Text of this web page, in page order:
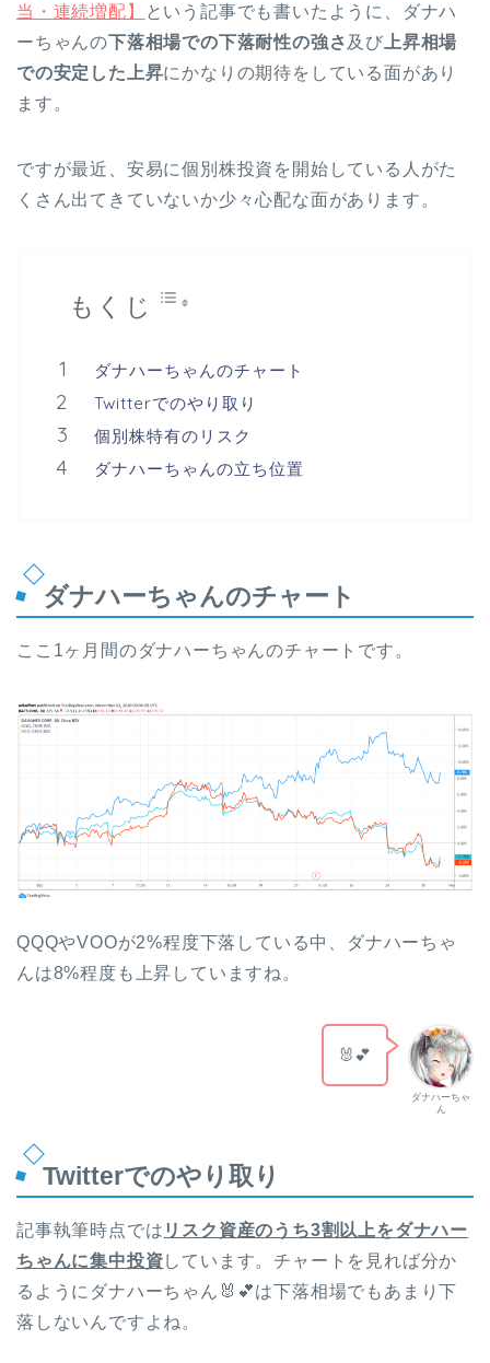
当・連続増配】
という記事でも書いたように、ダナハ
ーちゃんの下落相場での下落耐性の強さ 及び 上昇相場
での安定した上昇にかなりの期待をしている面があり
ます。
ですが最近、安易に個別株投資を開始している人がた
くさん出てきていないか少々心配な面があります。
もくじ
ダナハーちゃんのチャート
Twitterでのやり取り
個別株特有のリスク
ダナハーちゃんの立ち位置
ダナハーちゃんのチャート
ここ1ヶ月間のダナハーちゃんのチャートです。
QQQやVOOが2%程度下落している中、ダナハーちゃ
んは8%程度も上昇していますね。
ダナハーちゃ
ん
🐰💕
Twitterでのやり取り
記事執筆時点では リスク資産のうち3割以上をダナハー
ちゃんに集中投資しています。チャートを見れば分か
るようにダナハーちゃん🐰💕は下落相場でもあまり下
落しないんですよね。